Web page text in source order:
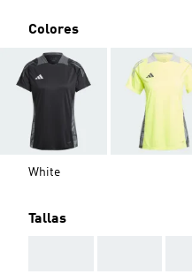
Colores
White
Tallas